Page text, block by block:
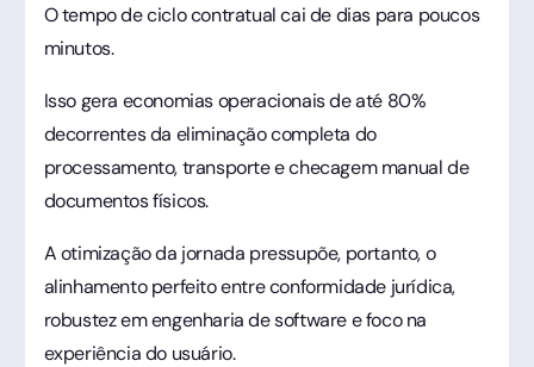
O tempo de ciclo contratual cai de dias para poucos
minutos.
Isso gera economias operacionais de até 80%
decorrentes da eliminação completa do
processamento, transporte e checagem manual de
documentos físicos.
A otimização da jornada pressupõe, portanto, o
alinhamento perfeito entre conformidade jurídica,
robustez em engenharia de software e foco na
experiência do usuário.